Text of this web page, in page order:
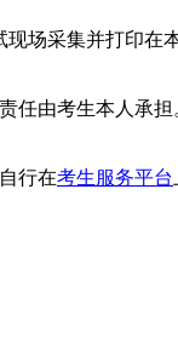
场采集并打印在
任由考生本人承担
行在考生服务平台